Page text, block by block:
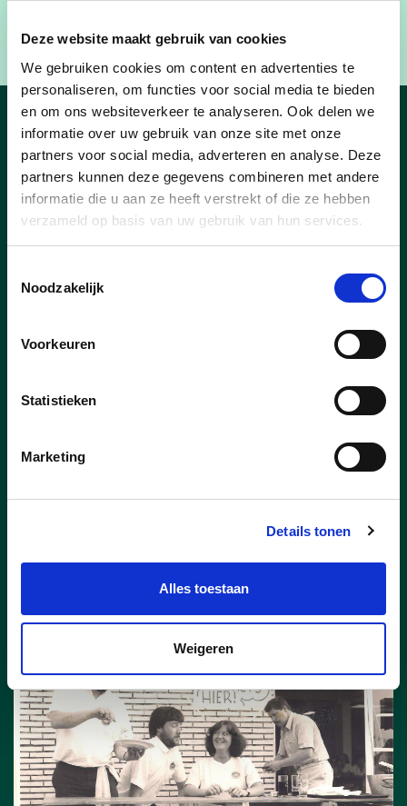
Deze website maakt gebruik van cookies
We gebruiken cookies om content en advertenties te
personaliseren, om functies voor social media te bieden
en om ons websiteverkeer te analyseren. Ook delen we
informatie over uw gebruik van onze site met onze
partners voor social media, adverteren en analyse. Deze
partners kunnen deze gegevens combineren met andere
informatie die u aan ze heeft verstrekt of die ze hebben
verzameld op basis van uw gebruik van hun services.
Noodzakelijk
Voorkeuren
Statistieken
Marketing
Details tonen
Alles toestaan
Weigeren
Uit de oude doos
CVP - ZEGJE
02/05/25
lees meer